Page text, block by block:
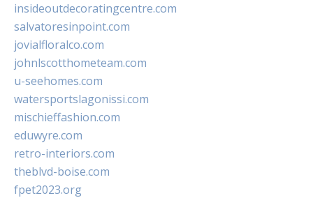
insideoutdecoratingcentre.com
salvatoresinpoint.com
jovialfloralco.com
johnlscotthometeam.com
u-seehomes.com
watersportslagonissi.com
mischieffashion.com
eduwyre.com
retro-interiors.com
theblvd-boise.com
fpet2023.org